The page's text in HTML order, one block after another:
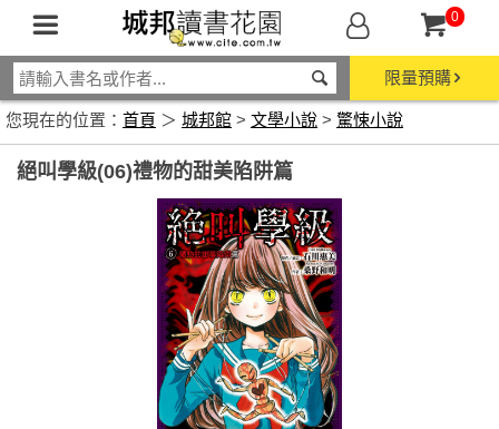
0
限量預購
您現在的位置： 首頁 ＞ 城邦館 > 文學小說 > 驚悚小說
絕叫學級(06)禮物的甜美陷阱篇